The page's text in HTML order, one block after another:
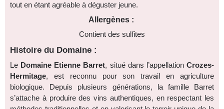
tout en étant agréable à déguster jeune.
Allergènes :
Contient des sulfites
Histoire du Domaine :
Le Domaine Etienne Barret, situé dans l’appellationCrozes-
Hermitage, est reconnu pour son travail en agriculture
biologique. Depuis plusieurs générations, la famille Barret
s’attache à produire des vins authentiques, en respectant les